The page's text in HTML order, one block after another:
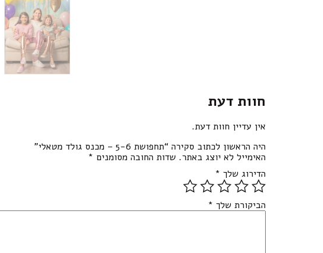
חוות דעת
אין עדיין חוות דעת.
היה הראשון לכתוב סקירה “תחפושת 5-6 – מכנס גולד מטאלי”
האימייל לא יוצג באתר. שדות החובה מסומנים *
הדירוג שלך *
הביקורת שלך *